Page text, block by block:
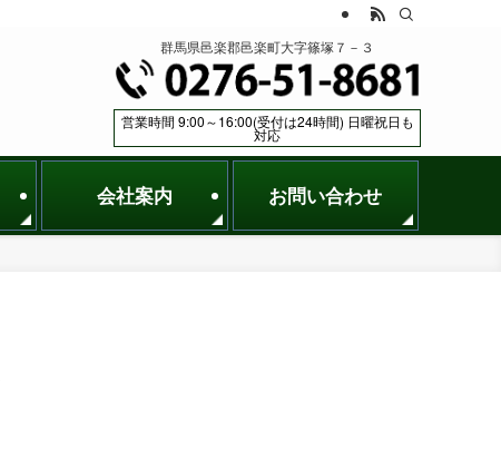
会社案内 お問い合わせ
群馬県邑楽郡邑楽町大字篠塚７－３
営業時間 9:00～16:00(受付は24時間) 日曜祝日も
対応